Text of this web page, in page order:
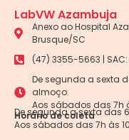
LabVW Azambuja
Anexo ao Hospital
Brusque/SC
(47) 3355-5663 |
De segunda a sexta
almoço.
Aos sábados das 7h
Horário de coleta
De segunda a sexta das
Aos sábados das 7h às